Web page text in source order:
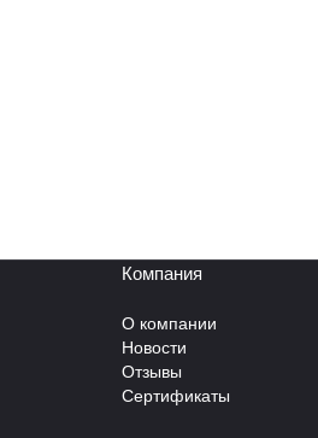
Компания
О компании
Новости
Отзывы
Сертификаты